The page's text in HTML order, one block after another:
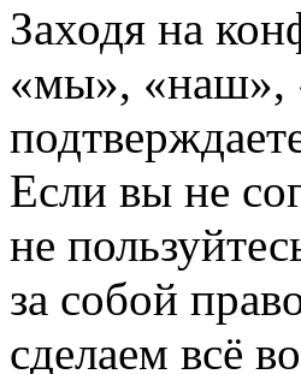
Заходя на
«мы», «наш»,
Если вы не
не
за собой
сделаем всё